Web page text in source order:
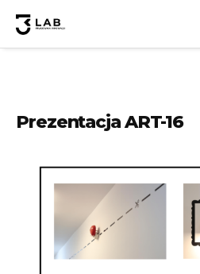
Prezentacja ART-16